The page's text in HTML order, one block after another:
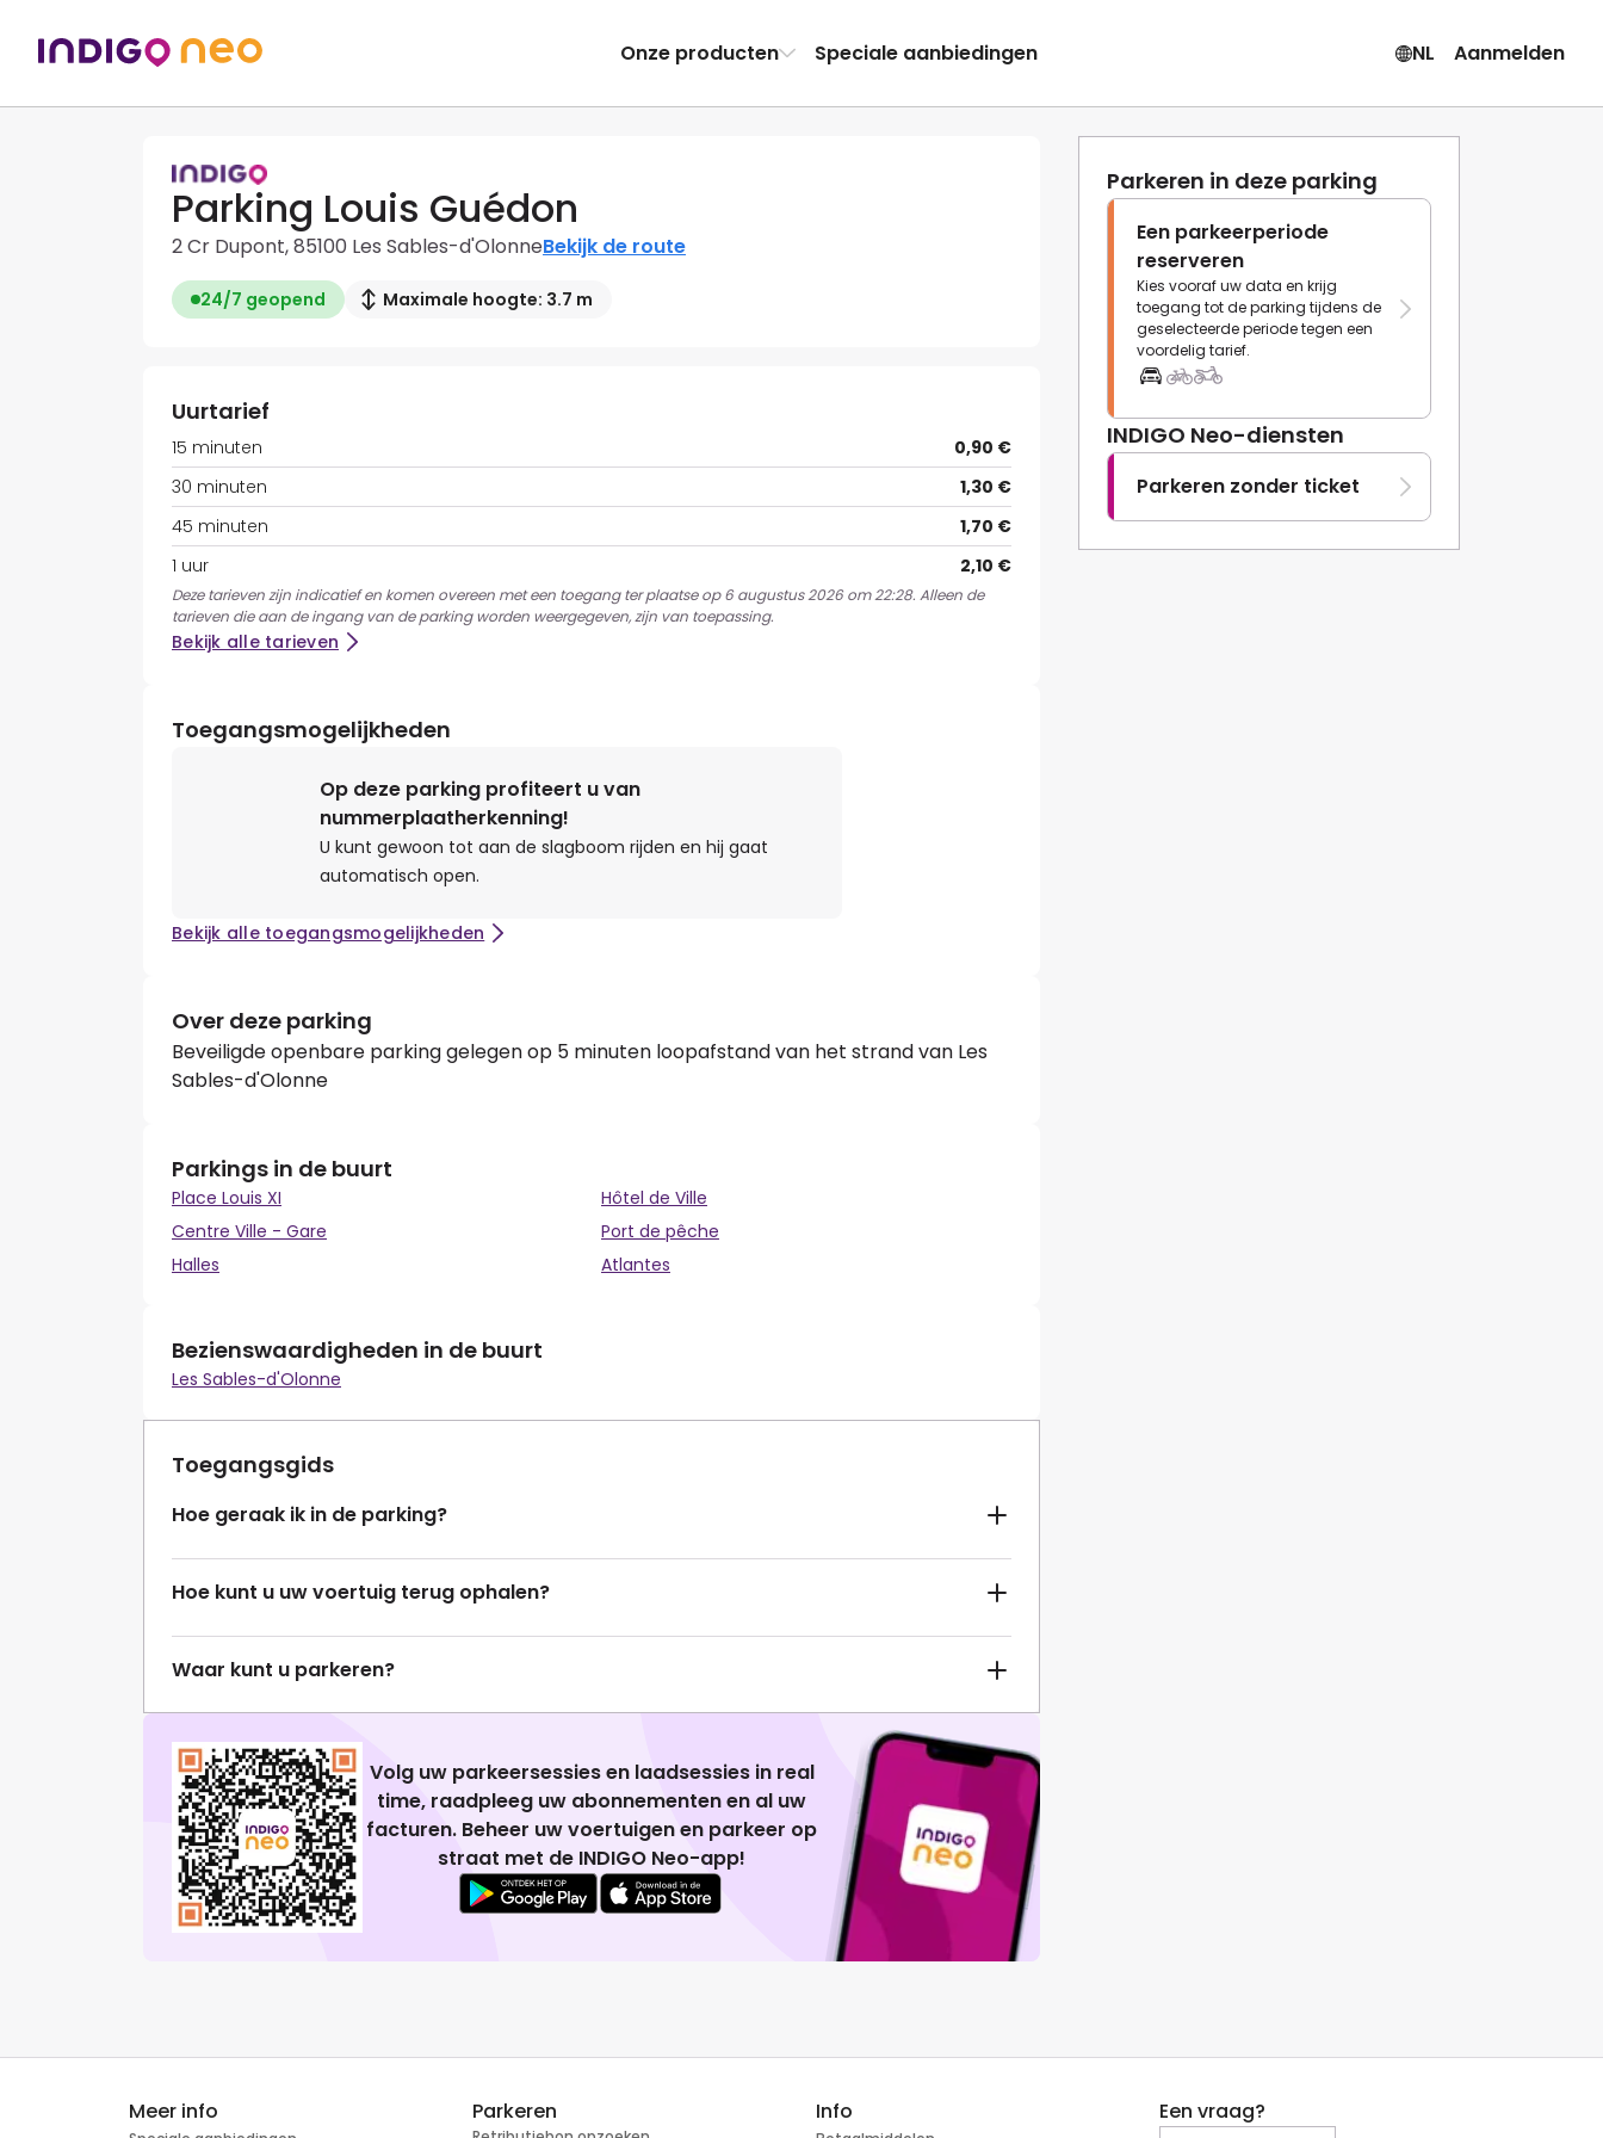
Onze producten Speciale aanbiedingen NL Aanmelden
Parking Louis Guédon
2 Cr Dupont, 85100 Les Sables-d'OlonneBekijk de route
24/7 geopend Maximale hoogte: 3.7 m
Parkeren in deze parking
Een parkeerperiode
reserveren
Kies vooraf uw data en krijg
toegang tot de parking tijdens de
geselecteerde periode tegen een
voordelig tarief.
INDIGO Neo-diensten
Parkeren zonder ticket
Uurtarief
15 minuten
0,90 €
30 minuten
1,30 €
45 minuten
1,70 €
1 uur
2,10 €
Deze tarieven zijn indicatief en komen overeen met een toegang ter plaatse op 6 augustus 2026 om 22:28. Alleen de
tarieven die aan de ingang van de parking worden weergegeven, zijn van toepassing.
Bekijk alle tarieven
Toegangsmogelijkheden
Op deze parking profiteert u van
nummerplaatherkenning!
U kunt gewoon tot aan de slagboom rijden en hij gaat
automatisch open.
Bekijk alle toegangsmogelijkheden
Over deze parking
Beveiligde openbare parking gelegen op 5 minuten loopafstand van het strand van Les
Sables-d'Olonne
Parkings in de buurt
Place Louis XI
Hôtel de Ville
Centre Ville - Gare
Port de pêche
Halles
Atlantes
Bezienswaardigheden in de buurt
Les Sables-d'Olonne
Toegangsgids
Hoe geraak ik in de parking?
Hoe kunt u uw voertuig terug ophalen?
Waar kunt u parkeren?
Volg uw parkeersessies en laadsessies in real
time, raadpleeg uw abonnementen en al uw
facturen. Beheer uw voertuigen en parkeer op
straat met de INDIGO Neo-app!
Meer info Parkeren Info
Een vraag?